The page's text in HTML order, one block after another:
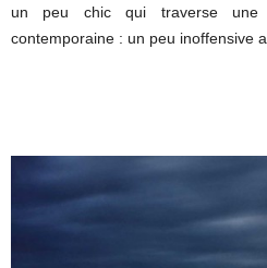
un peu chic qui traverse une
contemporaine : un peu inoffensive